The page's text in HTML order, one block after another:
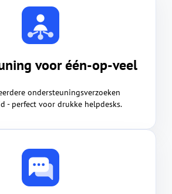
voor één-op-veel
ondersteuningsverzoeken
- perfect voor drukke helpdesks.